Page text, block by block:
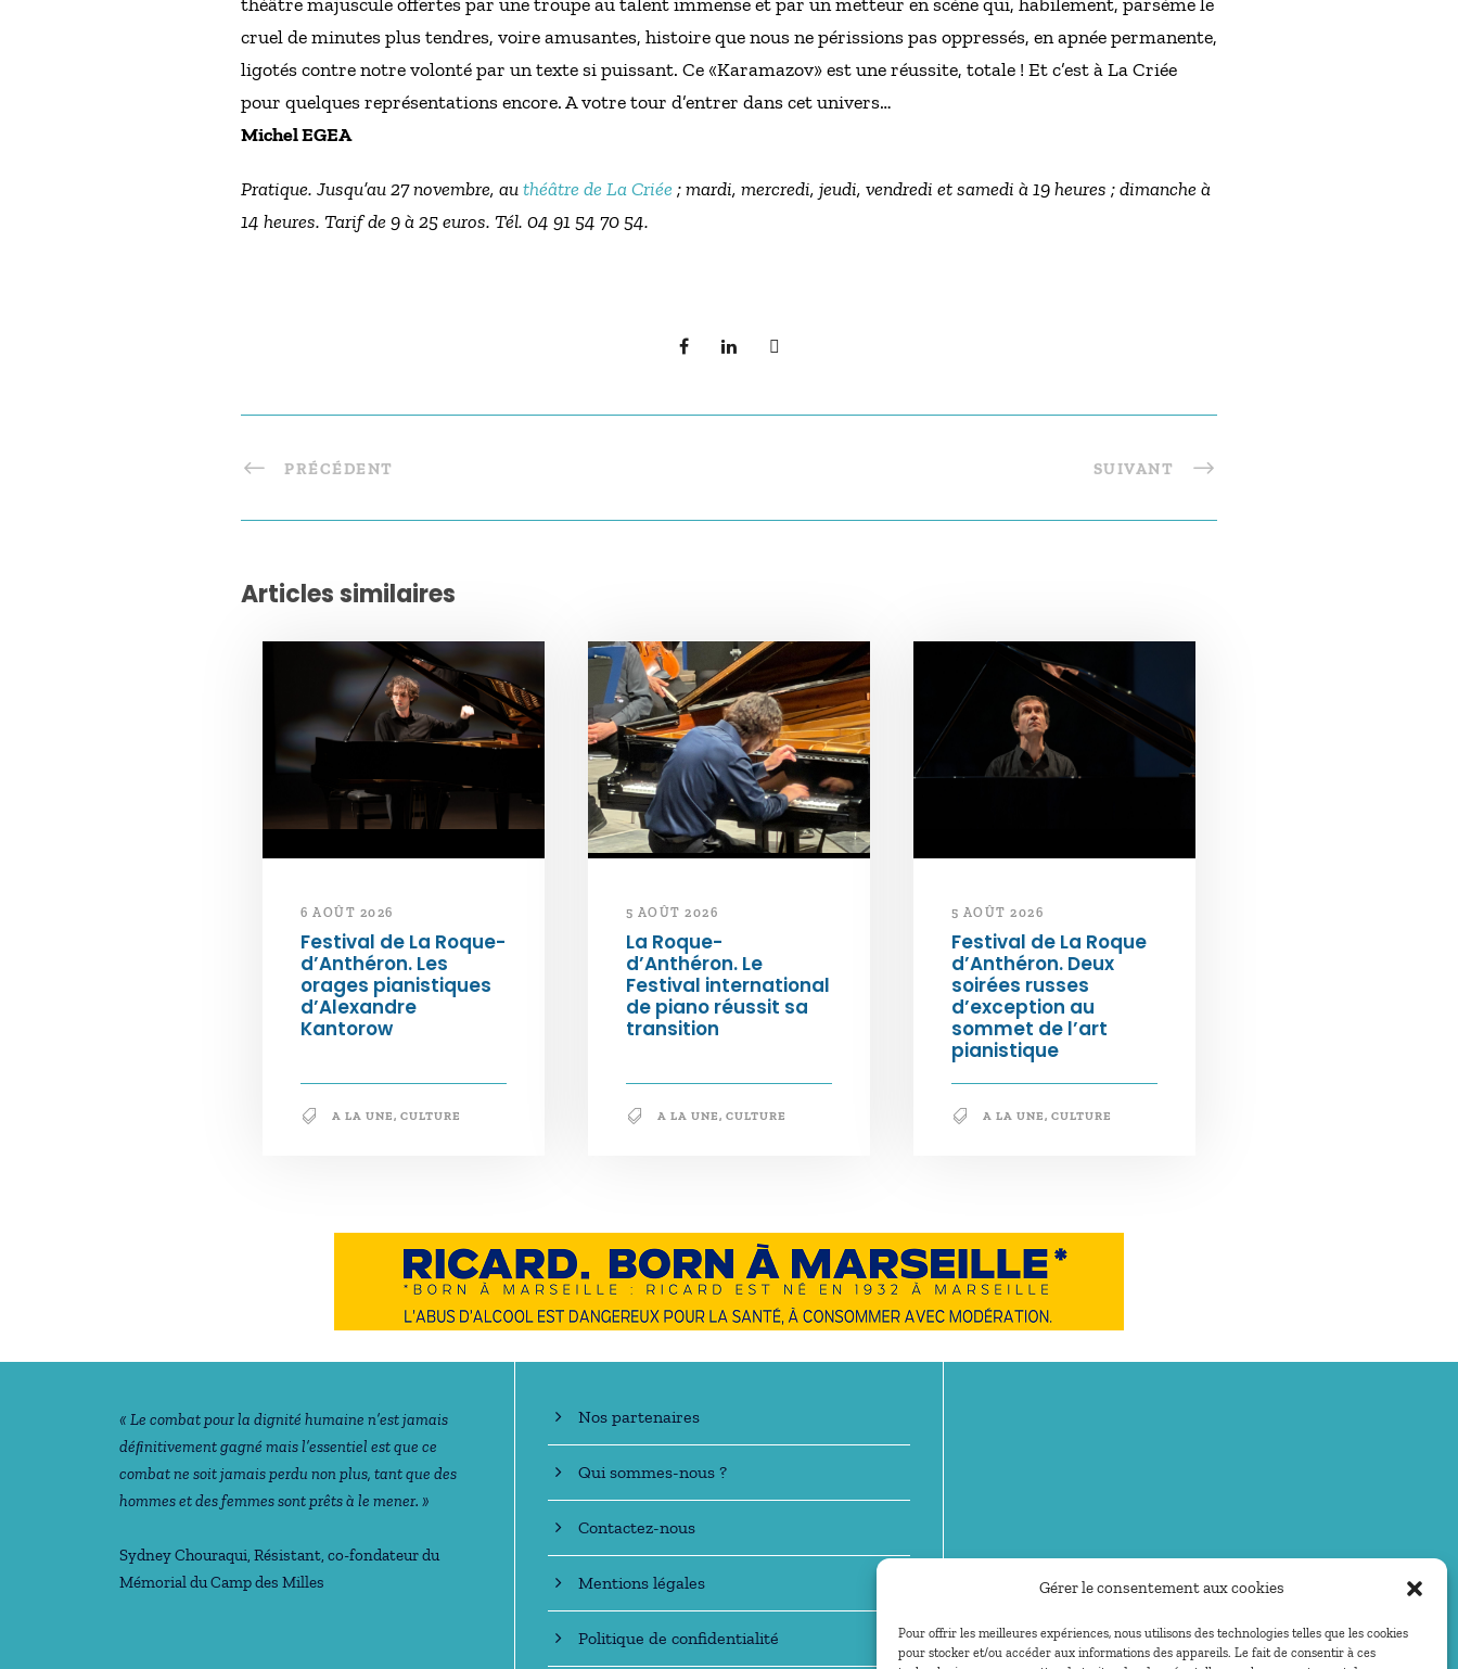
Gérer le consentement aux cookies
Pour offrir les meilleures expériences, nous utilisons des technologies telles que les cookies
pour stocker et/ou accéder aux informations des appareils. Le fait de consentir à ces
cruel de minutes plus tendres, voire amusantes, histoire que nous ne périssions pas oppressés, en apnée permanente,
ligotés contre notre volonté par un texte si puissant. Ce «Karamazov» est une réussite, totale ! Et c’est à La Criée
pour quelques représentations encore. A votre tour d’entrer dans cet univers…
Michel EGEA
Pratique. Jusqu’au 27 novembre, authéâtre de La Criée ; mardi, mercredi, jeudi, vendredi et samedi à 19 heures ; dimanche à
14 heures. Tarif de 9 à 25 euros. Tél. 04 91 54 70 54.
PRÉCÉDENT SUIVANT
Articles similaires
6 AOÛT 2026
Festival de La Roque-
d’Anthéron. Les
orages pianistiques
d’Alexandre
Kantorow
A LA UNE, CULTURE
5 AOÛT 2026
La Roque-
d’Anthéron. Le
Festival international
de piano réussit sa
transition
A LA UNE, CULTURE
5 AOÛT 2026
Festival de La Roque
d’Anthéron. Deux
soirées russes
d’exception au
sommet de l’art
pianistique
A LA UNE, CULTURE
Notre philosophie
« Le combat pour la dignité humaine n’est jamais
déﬁnitivement gagné mais l’essentiel est que ce
combat ne soit jamais perdu non plus, tant que des
hommes et des femmes sont prêts à le mener. »
Sydney Chouraqui, Résistant, co-fondateur du
Mémorial du Camp des Milles
En savoir +
Nos partenaires
Qui sommes-nous ?
Contactez-nous
Mentions légales
Politique de confidentialité